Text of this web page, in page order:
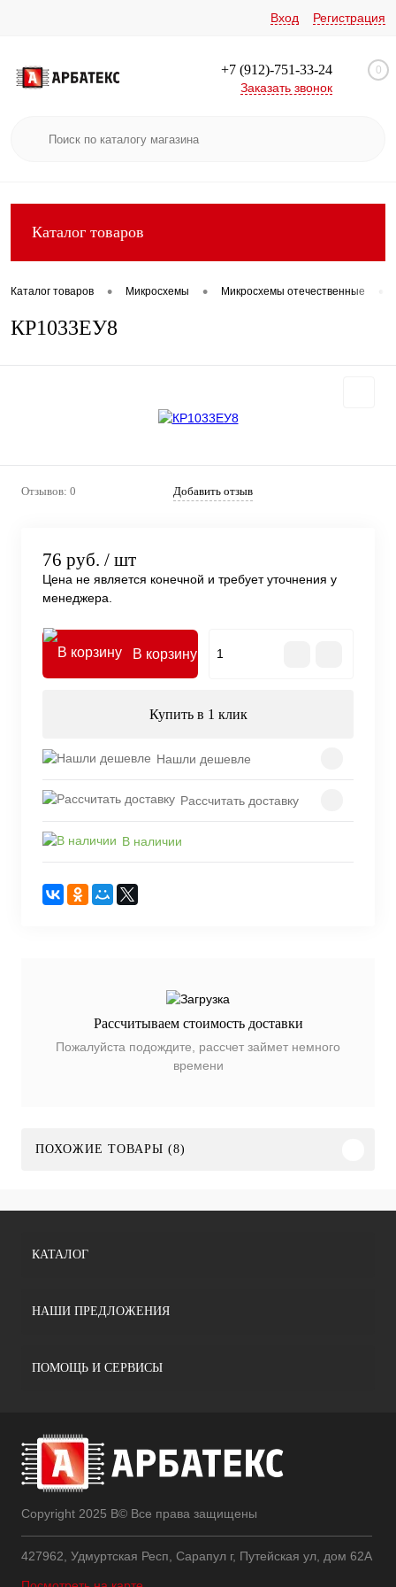
Вход Регистрация
+7 (912)-751-33-24
Заказать звонок
0
Каталог товаров
Каталог товаров • Микросхемы • Микросхемы отечественные
КР1033ЕУ8
Отзывов: 0 Добавить отзыв
76 руб. / шт
Цена не является конечной и требует уточнения у
менеджера.
В корзину
Купить в 1 клик
Нашли дешевле
Рассчитать доставку
В наличии
Рассчитываем стоимость доставки
Пожалуйста подождите, рассчет займет немного
времени
ПОХОЖИЕ ТОВАРЫ (8)
КАТАЛОГ
НАШИ ПРЕДЛОЖЕНИЯ
ПОМОЩЬ И СЕРВИСЫ
Copyright 2025 В© Все права защищены
427962, Удмуртская Респ, Сарапул г, Путейская ул, дом 62А